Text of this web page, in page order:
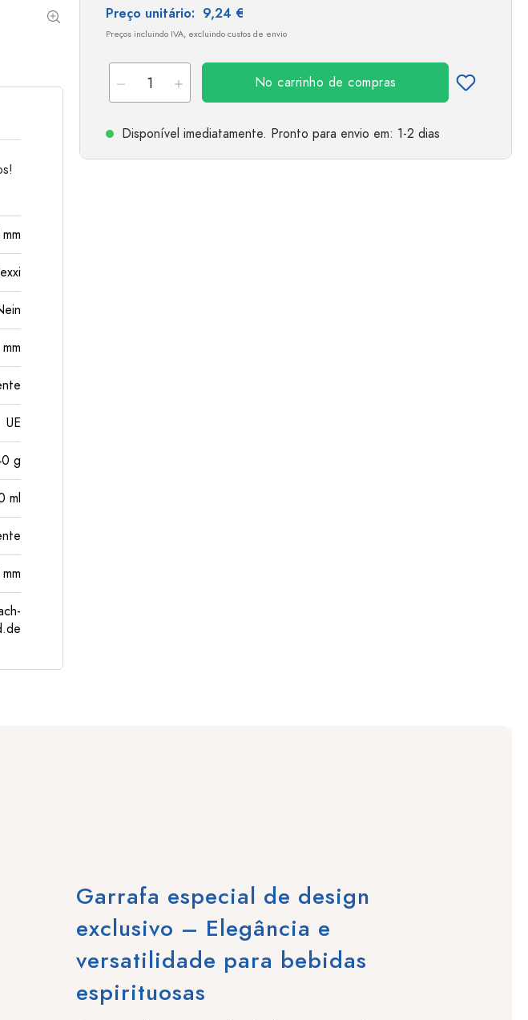
Preço unitário: 9,24 €
Preços incluindo IVA, excluindo custos de envio
No carrinho de compras
Disponível imediatamente. Pronto para envio em: 1-2 dias
mm
mm
UE
g
ml
Garrafa especial de design
exclusivo – Elegância e
versatilidade para bebidas
espirituosas